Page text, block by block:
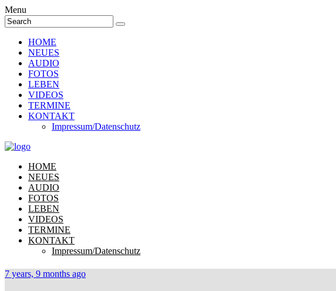
Menu
HOME
NEUES
AUDIO
FOTOS
LEBEN
VIDEOS
TERMINE
KONTAKT
Impressum/Datenschutz
HOME
NEUES
AUDIO
FOTOS
LEBEN
VIDEOS
TERMINE
KONTAKT
Impressum/Datenschutz
7 years, 9 months ago